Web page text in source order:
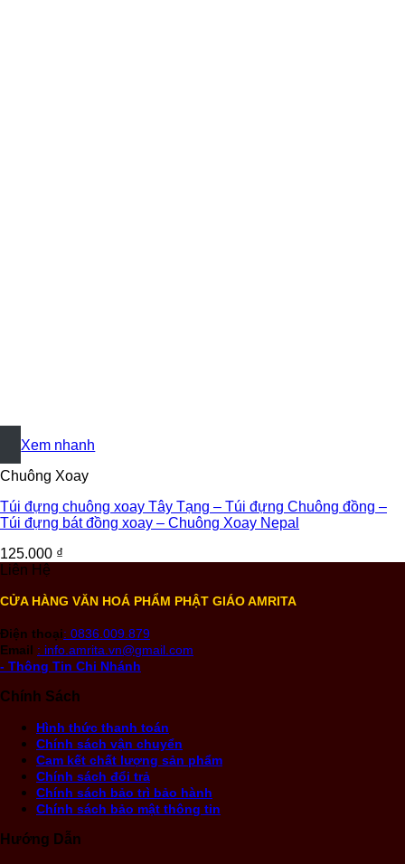
+
Xem nhanh
Chuông Xoay
Túi đựng chuông xoay Tây Tạng – Túi đựng Chuông đồng –
Túi đựng bát đồng xoay – Chuông Xoay Nepal
125.000 ₫
Liên Hệ
CỬA HÀNG VĂN HOÁ PHẨM PHẬT GIÁO AMRITA
Điện thoại: 0836.009.879
Email
: info.amrita.vn@gmail.com
- Thông Tin Chi Nhánh
Chính Sách
Hình thức thanh toán
Chính sách vận chuyển
Cam kết chất lượng sản phẩm
Chính sách đổi trả
Chính sách bảo trì bảo hành
Chính sách bảo mật thông tin
Hướng Dẫn